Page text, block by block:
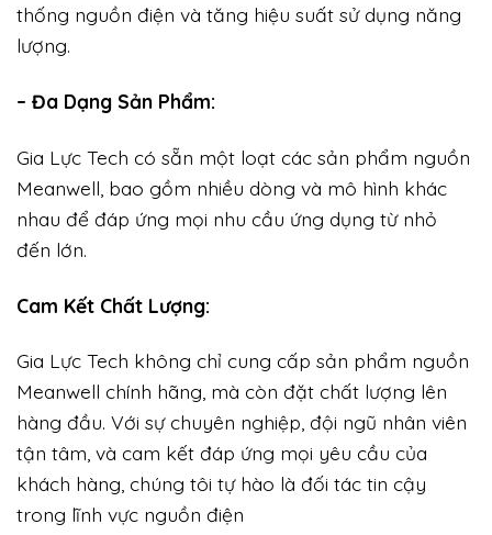
thống nguồn điện và tăng hiệu suất sử dụng năng
lượng.
– Đa Dạng Sản Phẩm:
Gia Lực Tech có sẵn một loạt các sản phẩm nguồn
Meanwell, bao gồm nhiều dòng và mô hình khác
nhau để đáp ứng mọi nhu cầu ứng dụng từ nhỏ
đến lớn.
Cam Kết Chất Lượng:
Gia Lực Tech không chỉ cung cấp sản phẩm nguồn
Meanwell chính hãng, mà còn đặt chất lượng lên
hàng đầu. Với sự chuyên nghiệp, đội ngũ nhân viên
tận tâm, và cam kết đáp ứng mọi yêu cầu của
khách hàng, chúng tôi tự hào là đối tác tin cậy
trong lĩnh vực nguồn điện